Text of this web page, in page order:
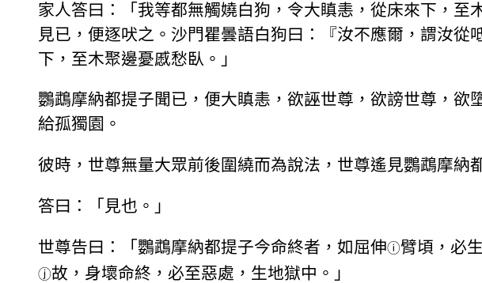
家人答曰：「我等都無觸嬈白狗，令大瞋恚，從床來下，
見已，便逐吠之。沙門瞿曇語白狗曰：『汝不應爾，謂汝
下，至木聚邊憂慼愁臥。」
鸚鵡摩納都提子聞已，便大瞋恚，欲誣世尊，欲謗世尊，
給孤獨園。
彼時，世尊無量大眾前後圍繞而為說法，世尊遙見鸚鵡摩納
答曰：「見也。」
世尊告曰：「鸚鵡摩納都提子今命終者，如屈伸ⓘ臂頃，必
ⓙ故，身壞命終，必至惡處，生地獄中。」